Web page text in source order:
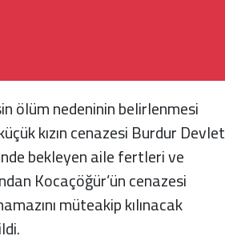
ölüm nedeninin belirlenmesi
kızın cenazesi Burdur Devlet
bekleyen aile fertleri ve
Kocaçöğür’ün cenazesi
müteakip kılınacak